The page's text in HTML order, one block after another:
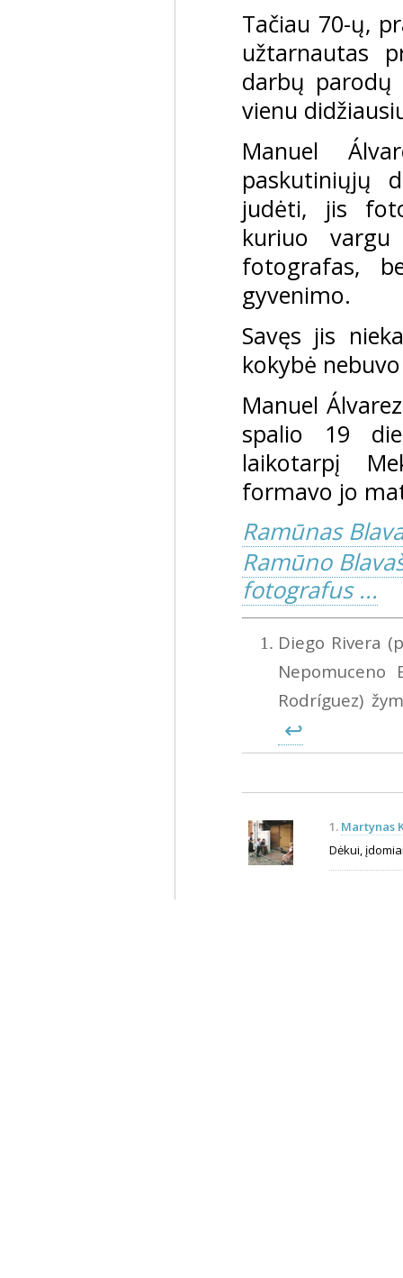
Tačiau 70-ų,
užtarnautas
darbų
vienu
Manuel
paskutiniųjų
judėti, jis
kuriuo
fotografas,
gyvenimo.
Savęs jis
kokybė
Manuel
spalio 19
laikotarpį
formavo jo
Ramūnas
Ramūno
fotografus ...
Diego Rivera
Rodríguez)
↩
1. Martynas
Dėkui,